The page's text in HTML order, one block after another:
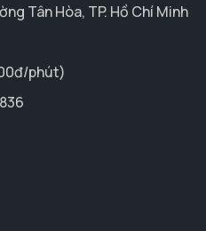
Tân Hòa, TP. Hồ Chí Minh
phút)